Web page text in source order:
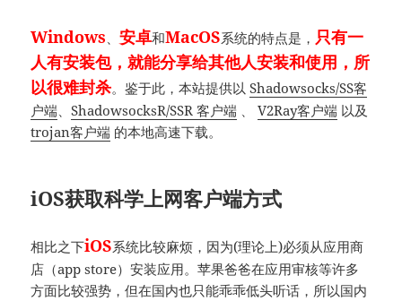
Windows、安卓和MacOS系统的特点是， 只有一
人有安装包，就能分享给其他人安装和使用，所
以很难封杀。鉴于此，本站提供以Shadowsocks/SS客
户端、ShadowsocksR/SSR 客户端 、V2Ray客户端 以及
trojan客户端 的本地高速下载。
iOS获取科学上网客户端方式
相比之下iOS系统比较麻烦，因为(理论上)必须从应用商
店（app store）安装应用。苹果爸爸在应用审核等许多
方面比较强势，但在国内也只能乖乖低头听话，所以国内